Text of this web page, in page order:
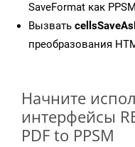
SaveFormat как PPSM
Вызвать
преобразования
Начните
интерфейсы
PDF to PPSM